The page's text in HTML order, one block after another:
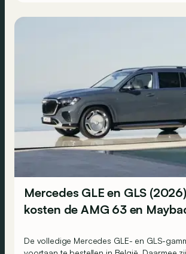
Mercedes GLE en GLS
kosten de AMG 63 en
De volledige Mercedes GLE- en GLS-